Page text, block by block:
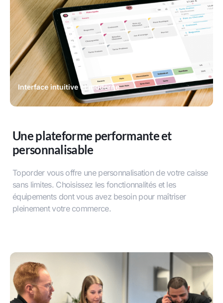
Une plateforme performante et
personnalisable
Toporder vous offre une personnalisation de votre caisse
sans limites. Choisissez les fonctionnalités et les
équipements dont vous avez besoin pour maîtriser
pleinement votre commerce.
Interface intuitive et moderne